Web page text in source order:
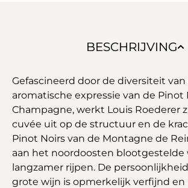
BESCHRIJVING
Gefascineerd door de diversiteit van
aromatische expressie van de Pinot
Champagne, werkt Louis Roederer
cuvée uit op de structuur en de
Pinot Noirs van de Montagne de
aan het noordoosten
langzamer rijpen. De
grote wijn is opmerkelijk verfijnd en